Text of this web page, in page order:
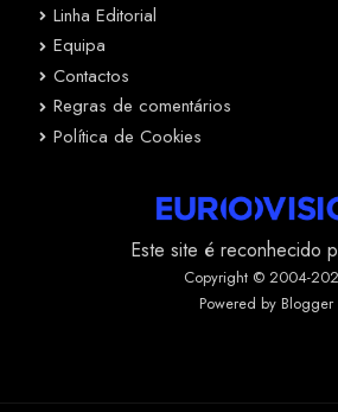
Linha Editorial
Equipa
Contactos
Regras de comentários
Política de Cookies
Este site é reconhecido
Copyright © 2004-
Powered by Blogger